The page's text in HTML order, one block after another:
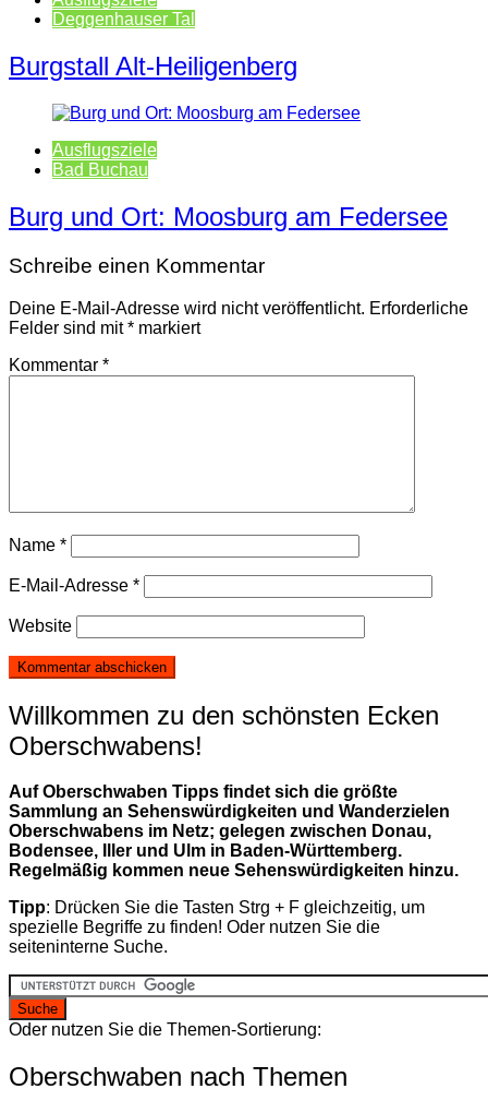
Deggenhauser Tal
Burgstall Alt-Heiligenberg
Ausflugsziele
Bad Buchau
Burg und Ort: Moosburg am Federsee
Schreibe einen Kommentar
Deine E-Mail-Adresse wird nicht veröffentlicht. Erforderliche
Felder sind mit* markiert
Kommentar *
Name *
E-Mail-Adresse *
Website
Willkommen zu den schönsten Ecken
Oberschwabens!
Auf Oberschwaben Tipps findet sich die größte
Sammlung an Sehenswürdigkeiten und Wanderzielen
Oberschwabens im Netz; gelegen zwischen Donau,
Bodensee, Iller und Ulm in Baden-Württemberg.
Regelmäßig kommen neue Sehenswürdigkeiten hinzu.
Tipp: Drücken Sie die Tasten Strg + F gleichzeitig, um
spezielle Begriffe zu finden! Oder nutzen Sie die
seiteninterne Suche.
Oder nutzen Sie die Themen-Sortierung:
Oberschwaben nach Themen